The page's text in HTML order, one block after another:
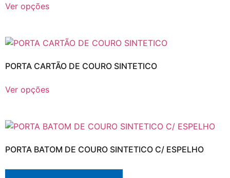
Ver opções
PORTA CARTÃO DE COURO SINTETICO
Ver opções
PORTA BATOM DE COURO SINTETICO C/ ESPELHO